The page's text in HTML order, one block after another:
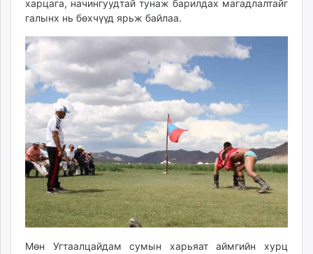
харцага, начингуудтай тунаж барилдах магадлалтайг
галынх нь бөхчүүд ярьж байлаа.
Мөн Угтаалцайдам сумын харьяат аймгийн хурц